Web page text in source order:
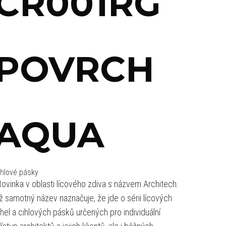
pásky
v oblasti lícového zdiva s názvem Architech.
samotný název naznačuje, že jde o sérii lícových
a cihlových pásků určených pro individuální